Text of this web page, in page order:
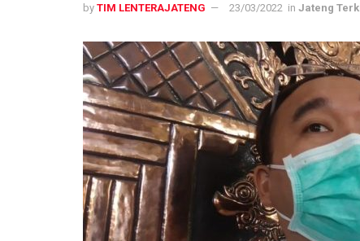
by TIM LENTERAJATENG 23/03/2022 in Jateng